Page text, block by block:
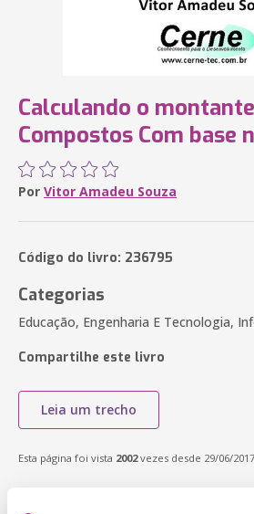
Calculando o
Compostos Com base
Por Vitor Amadeu Souza
Código do livro: 236795
Categorias
Educação, Engenharia E Tecnologia,
Compartilhe este livro
Leia um trecho
Esta página foi vista 2002vezes desde 29/06/2017